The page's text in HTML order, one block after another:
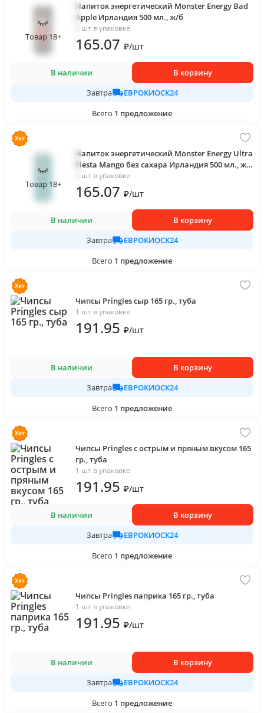
Товар 18+
Напиток энергетический Monster Energy Bad
Apple Ирландия 500 мл., ж/б
6 шт в упаковке
165.07 ₽/шт
В наличии
В корзину
Завтра
ЕВРОКИОСК24
Всего 1 предложение
Товар 18+
Напиток энергетический Monster Energy Ultra
Fiesta Mango без сахара Ирландия 500 мл., ж/
6 шт в упаковке
165.07 ₽/шт
В наличии
В корзину
Завтра
ЕВРОКИОСК24
Всего 1 предложение
Чипсы Pringles сыр 165 гр., туба
1 шт в упаковке
191.95 ₽/шт
В наличии
В корзину
Завтра
ЕВРОКИОСК24
Всего 1 предложение
Чипсы Pringles с острым и пряным вкусом 165
гр., туба
1 шт в упаковке
191.95 ₽/шт
В наличии
В корзину
Завтра
ЕВРОКИОСК24
Всего 1 предложение
Чипсы Pringles паприка 165 гр., туба
1 шт в упаковке
191.95 ₽/шт
В наличии
В корзину
Завтра
ЕВРОКИОСК24
Всего 1 предложение